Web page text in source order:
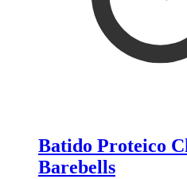
Batido Proteico
Barebells